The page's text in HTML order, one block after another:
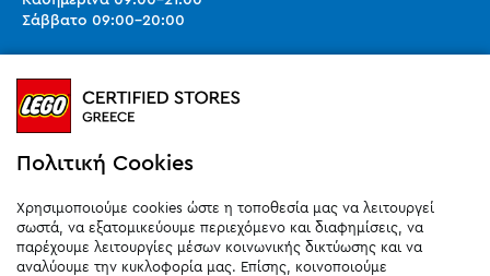
Σάββατο 09:00-20:00
Ωράριο καταστημάτων (SMART PARK):
Καθημερινά10:00-21:00
Σάββατο09:00
Κυριακή 11:00-20:00 (έως 25/10)
orders@legostoregreece.gr
Αρ.Γ.Ε.ΜΗ: 084878102000
Πολιτική Cookies
Χρησιμοποιούμε cookies ώστε η τοποθεσία μας να λειτουργεί
σωστά, να εξατομικεύουμε περιεχόμενο και διαφημίσεις, να
παρέχουμε λειτουργίες μέσων κοινωνικής δικτύωσης και να
αναλύουμε την κυκλοφορία μας. Επίσης, κοινοποιούμε